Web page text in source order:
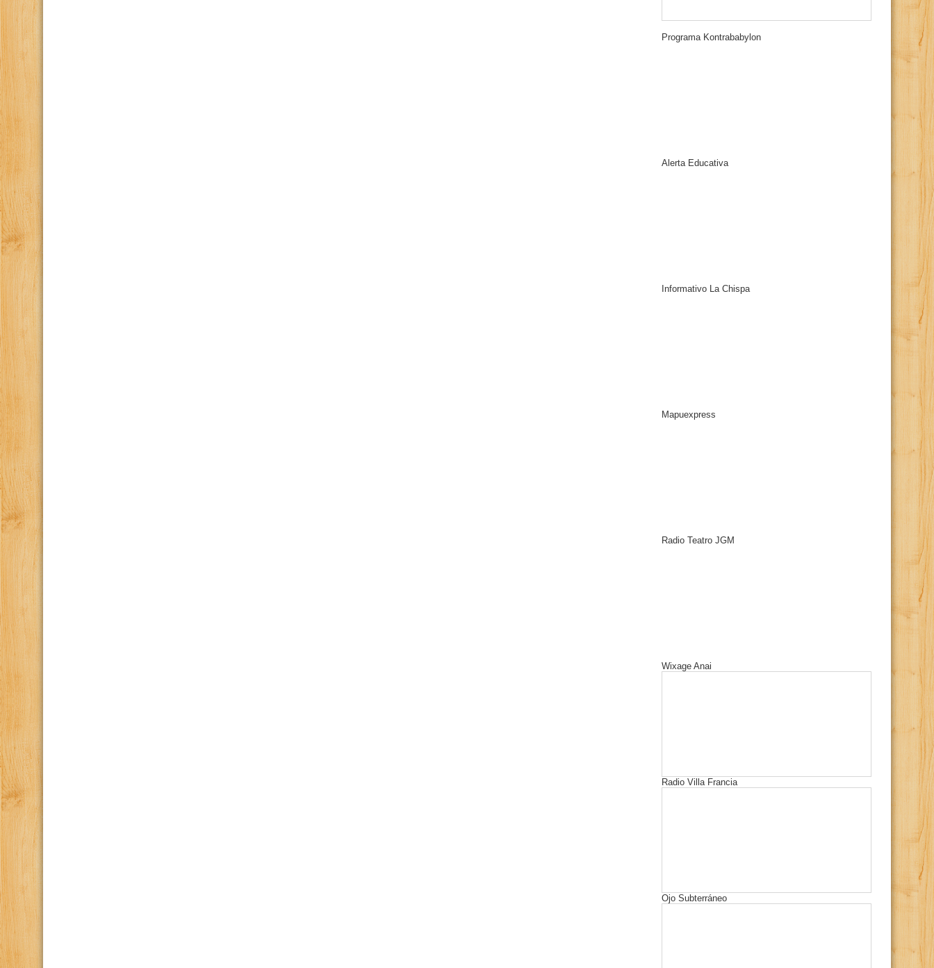
Programa Kontrababylon
Alerta Educativa
Informativo La Chispa
Mapuexpress
Radio Teatro JGM
Wixage Anai
Radio Villa Francia
Ojo Subterráneo